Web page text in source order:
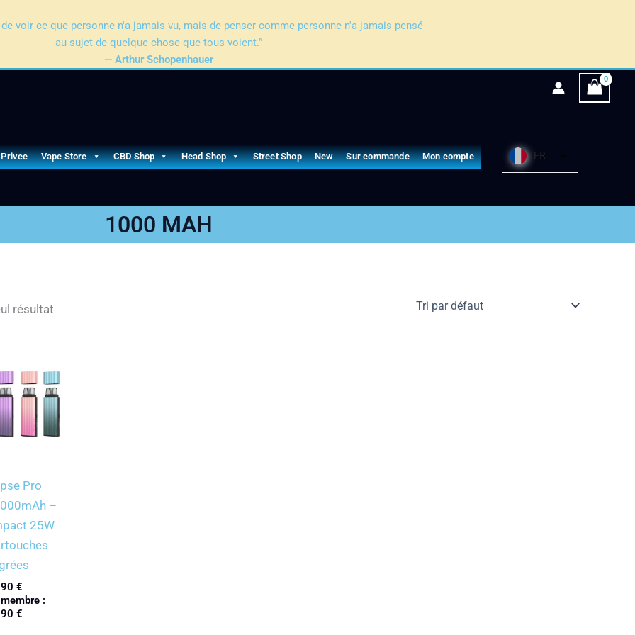
voir ce que personne n'a jamais vu, mais de penser comme personne n'a jamais pensé
au sujet de quelque chose que tous voient.”
— Arthur Schopenhauer
Vape Store CBD Shop Head Shop Street Shop New Sur commande Mon compte FR
1000 MAH
résultat
Pro
–
25W
€
:
€